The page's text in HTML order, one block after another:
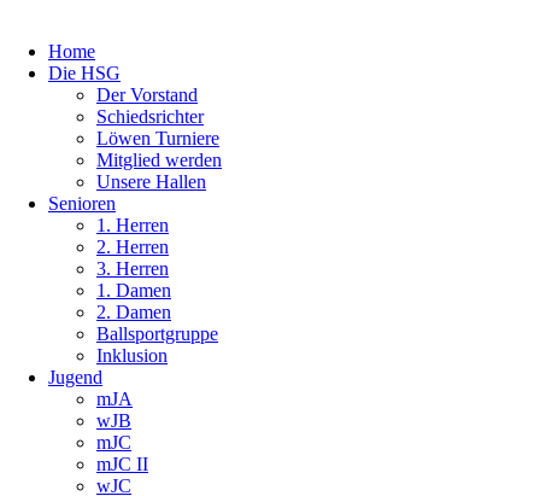
Home
Die HSG
Der Vorstand
Schiedsrichter
Löwen Turniere
Mitglied werden
Unsere Hallen
Senioren
1. Herren
2. Herren
3. Herren
1. Damen
2. Damen
Ballsportgruppe
Inklusion
Jugend
mJA
wJB
mJC
mJC II
wJC